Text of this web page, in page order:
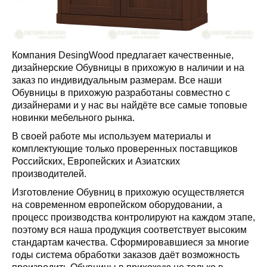
Компания DesingWood предлагает качественные,
дизайнерские Обувницы в прихожую в наличии и на
заказ по индивидуальным размерам. Все наши
Обувницы в прихожую разработаны совместно с
дизайнерами и у нас вы найдёте все самые топовые
новинки мебельного рынка.
В своей работе мы используем материалы и
комплектующие только проверенных поставщиков
Российских, Европейских и Азиатских
производителей.
Изготовление Обувниц в прихожую осуществляется
на современном европейском оборудовании, а
процесс производства контролируют на каждом этапе,
поэтому вся наша продукция соответствует высоким
стандартам качества. Сформировавшиеся за многие
годы система обработки заказов даёт возможность